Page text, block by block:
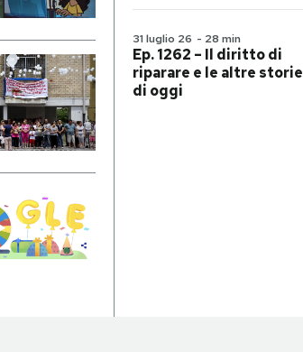
31 luglio 26 - 28 min
Ep. 1262 – Il diritto di
riparare e le altre storie
di oggi